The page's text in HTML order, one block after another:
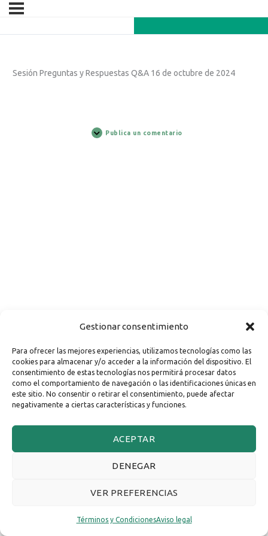
Gestionar consentimiento
Para ofrecer las mejores experiencias, utilizamos tecnologías como las
cookies para almacenar y/o acceder a la información del dispositivo. El
consentimiento de estas tecnologías nos permitirá procesar datos
como el comportamiento de navegación o las identificaciones únicas en
este sitio. No consentir o retirar el consentimiento, puede afectar
negativamente a ciertas características y funciones.
ACEPTAR
DENEGAR
VER PREFERENCIAS
Términos y CondicionesAviso legal
Sesión Preguntas y Respuestas Q&A 16 de octubre de 2024
Publica un comentario